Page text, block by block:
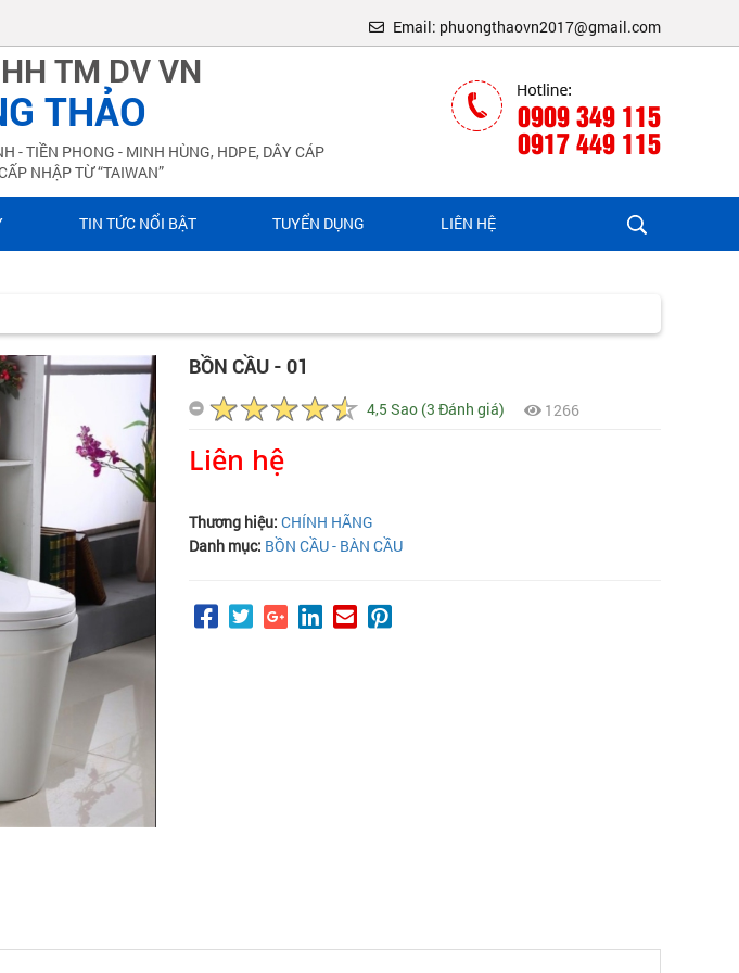
NƯỚC PHƯƠNG THẢO! Email: phuongthaovn2017@gmail.com
TM DV VN
THẢO
- TIỀN PHONG - MINH HÙNG, HDPE, DÂY CÁP
NHẬP TỪ “TAIWAN”
0909 349 115
0917 449 115
TIN TỨC NỔI BẬT TUYỂN DỤNG LIÊN HỆ
BỒN CẦU - 01
4,5 Sao (3 Đánh giá) 1266
Liên hệ
Thương hiệu: CHÍNH HÃNG
Danh mục: BỒN CẦU - BÀN CẦU